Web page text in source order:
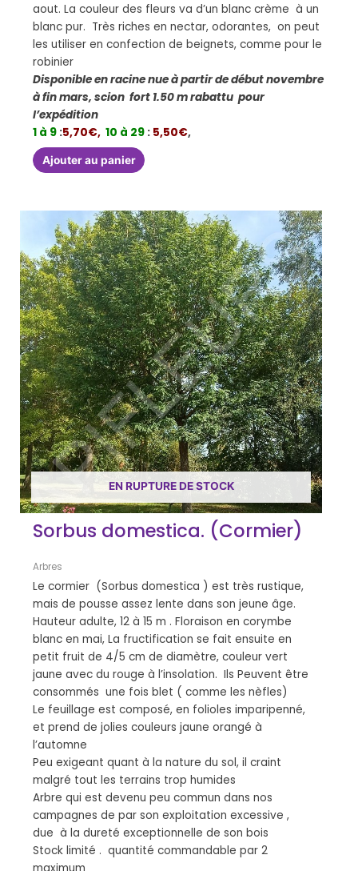
aout. La couleur des fleurs va d’un blanc crème à un
blanc pur. Très riches en nectar, odorantes, on peut
les utiliser en confection de beignets, comme pour le
robinier
Disponible en racine nue à partir de début novembre
à fin mars, scion fort 1.50 m rabattu pour
l’expédition
1 à 9 :5,70€, 10 à 29 : 5,50€,
Ajouter au panier
EN RUPTURE DE STOCK
Sorbus domestica. (Cormier)
Arbres
Le cormier (Sorbus domestica ) est très rustique,
mais de pousse assez lente dans son jeune âge.
Hauteur adulte, 12 à 15 m . Floraison en corymbe
blanc en mai, La fructification se fait ensuite en
petit fruit de 4/5 cm de diamètre, couleur vert
jaune avec du rouge à l’insolation. Ils Peuvent être
consommés une fois blet ( comme les nèfles)
Le feuillage est composé, en folioles imparipenné,
et prend de jolies couleurs jaune orangé à
l’automne
Peu exigeant quant à la nature du sol, il craint
malgré tout les terrains trop humides
Arbre qui est devenu peu commun dans nos
campagnes de par son exploitation excessive ,
due à la dureté exceptionnelle de son bois
Stock limité . quantité commandable par 2